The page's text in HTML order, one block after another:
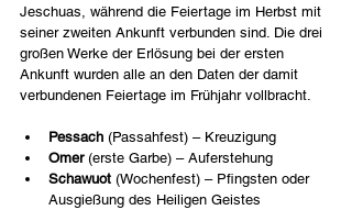
Jeschuas, während die Feiertage im Herbst mit
seiner zweiten Ankunft verbunden sind. Die drei
großen Werke der Erlösung bei der ersten
Ankunft wurden alle an den Daten der damit
verbundenen Feiertage im Frühjahr vollbracht.
Pessach (Passahfest) – Kreuzigung
Omer (erste Garbe) – Auferstehung
Schawuot (Wochenfest) – Pfingsten oder
Ausgießung des Heiligen Geistes